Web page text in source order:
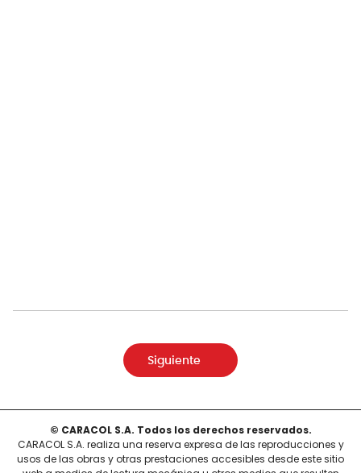
Siguiente
© CARACOL S.A. Todos los derechos reservados.
CARACOL S.A. realiza una reserva expresa de las reproducciones y
usos de las obras y otras prestaciones accesibles desde este sitio